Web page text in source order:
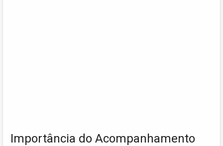
Importância do Acompanhamento